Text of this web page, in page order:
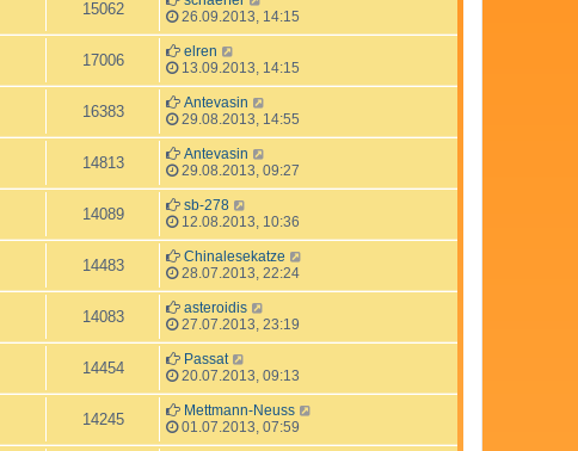
15062
26.09.2013, 14:15
17006
elren
13.09.2013, 14:15
16383
Antevasin
29.08.2013, 14:55
14813
Antevasin
29.08.2013, 09:27
14089
sb-278
12.08.2013, 10:36
14483
Chinalesekatze
28.07.2013, 22:24
14083
asteroidis
27.07.2013, 23:19
14454
Passat
20.07.2013, 09:13
14245
Mettmann-Neuss
01.07.2013, 07:59